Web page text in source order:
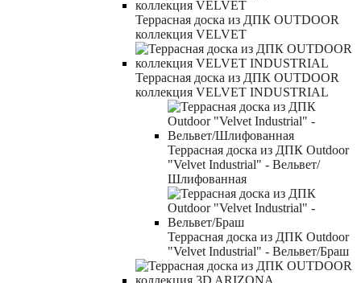
Террасная доска из ДПК OUTDOOR
коллекция VELVET
Террасная доска из ДПК OUTDOOR
коллекция VELVET INDUSTRIAL
Террасная доска из ДПК Outdoor
"Velvet Industrial" - Вельвет/
Шлифованная
Террасная доска из ДПК Outdoor
"Velvet Industrial" - Вельвет/Браш